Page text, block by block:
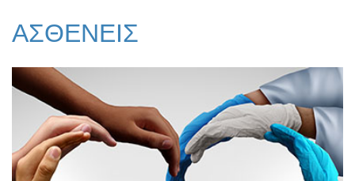
ΑΣΘΕΝΕΙΣ